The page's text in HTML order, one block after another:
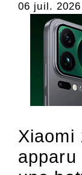
06 juil. 2026
Xiaomi
apparu